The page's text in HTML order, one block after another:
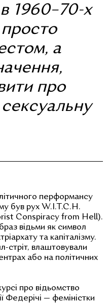
1960–70-х
а
про
перформансу
був рух W.I.T.C.H.
Conspiracy from Hell).
відьми як символ
та капіталізму.
стріт, влаштовували
або на політичних
про відьомство
Федерічі — феміністки